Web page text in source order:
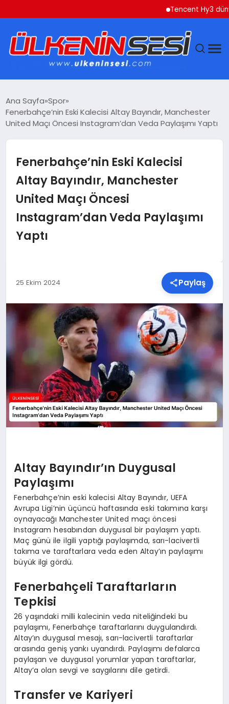
Tencent Hy3 dünya
EKONOMI
SAĞLIK
TEKNOLOJI
YAŞAM
MALATYA HABERLERI
Ana Sayfa Spor
Fenerbahçe’nin Eski Kalecisi Altay Bayındır, Manchester
United Maçı Öncesi Instagram’dan Veda Paylaşımı Yaptı
Fenerbahçe’nin Eski Kalecisi
Altay Bayındır, Manchester
United Maçı Öncesi
Instagram’dan Veda Paylaşımı
Yaptı
25 Ekim 2024 Paylaş
Altay Bayındır’ın Duygusal
Paylaşımı
Fenerbahçe’nin eski kalecisi Altay Bayındır, UEFA
Avrupa Ligi’nin üçüncü haftasında eski takımına karşı
oynayacağı Manchester United maçı öncesi
Instagram hesabından duygusal bir paylaşım yaptı.
Maç günü ile ilgili yaptığı paylaşımda, sarı-lacivertli
takıma ve taraftarlara veda eden Altay’ın paylaşımı
büyük ilgi gördü.
Fenerbahçeli Taraftarların
Tepkisi
26 yaşındaki milli kalecinin veda niteliğindeki bu
paylaşımı, Fenerbahçe taraftarlarını duygulandırdı.
Altay’ın duygusal mesajı, sarı-lacivertli taraftarlar
arasında geniş yankı uyandırdı. Paylaşımı defalarca
paylaşan ve duygusal yorumlar yapan taraftarlar,
Altay’a olan sevgi ve saygılarını dile getirdi.
Transfer ve Kariyeri